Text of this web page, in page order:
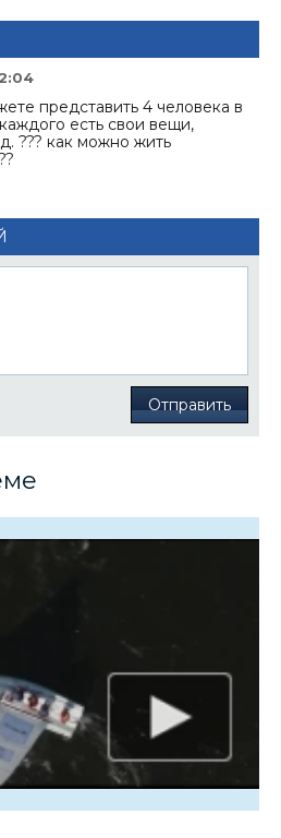
представить 4 человека в
есть свои вещи,
??? как можно жить
Отправить